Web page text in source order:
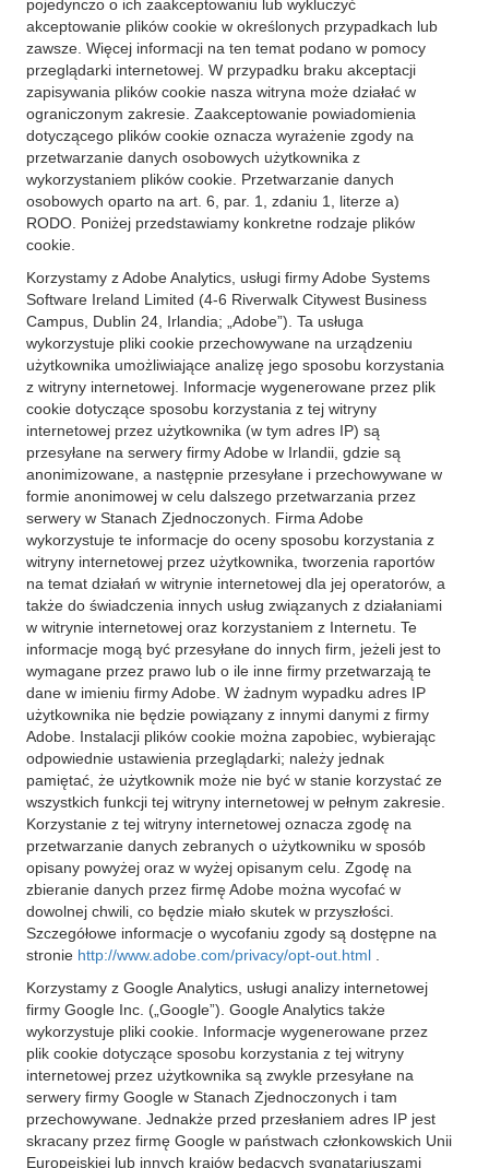
pojedynczo o ich zaakceptowaniu lub wykluczyć
akceptowanie plików cookie w określonych przypadkach lub
zawsze. Więcej informacji na ten temat podano w pomocy
przeglądarki internetowej. W przypadku braku akceptacji
zapisywania plików cookie nasza witryna może działać w
ograniczonym zakresie. Zaakceptowanie powiadomienia
dotyczącego plików cookie oznacza wyrażenie zgody na
przetwarzanie danych osobowych użytkownika z
wykorzystaniem plików cookie. Przetwarzanie danych
osobowych oparto na art. 6, par. 1, zdaniu 1, literze a)
RODO. Poniżej przedstawiamy konkretne rodzaje plików
cookie.
Korzystamy z Adobe Analytics, usługi firmy Adobe Systems
Software Ireland Limited (4-6 Riverwalk Citywest Business
Campus, Dublin 24, Irlandia; „Adobe”). Ta usługa
wykorzystuje pliki cookie przechowywane na urządzeniu
użytkownika umożliwiające analizę jego sposobu korzystania
z witryny internetowej. Informacje wygenerowane przez plik
cookie dotyczące sposobu korzystania z tej witryny
internetowej przez użytkownika (w tym adres IP) są
przesyłane na serwery firmy Adobe w Irlandii, gdzie są
anonimizowane, a następnie przesyłane i przechowywane w
formie anonimowej w celu dalszego przetwarzania przez
serwery w Stanach Zjednoczonych. Firma Adobe
wykorzystuje te informacje do oceny sposobu korzystania z
witryny internetowej przez użytkownika, tworzenia raportów
na temat działań w witrynie internetowej dla jej operatorów, a
także do świadczenia innych usług związanych z działaniami
w witrynie internetowej oraz korzystaniem z Internetu. Te
informacje mogą być przesyłane do innych firm, jeżeli jest to
wymagane przez prawo lub o ile inne firmy przetwarzają te
dane w imieniu firmy Adobe. W żadnym wypadku adres IP
użytkownika nie będzie powiązany z innymi danymi z firmy
Adobe. Instalacji plików cookie można zapobiec, wybierając
odpowiednie ustawienia przeglądarki; należy jednak
pamiętać, że użytkownik może nie być w stanie korzystać ze
wszystkich funkcji tej witryny internetowej w pełnym zakresie.
Korzystanie z tej witryny internetowej oznacza zgodę na
przetwarzanie danych zebranych o użytkowniku w sposób
opisany powyżej oraz w wyżej opisanym celu. Zgodę na
zbieranie danych przez firmę Adobe można wycofać w
dowolnej chwili, co będzie miało skutek w przyszłości.
Szczegółowe informacje o wycofaniu zgody są dostępne na
stronie http://www.adobe.com/privacy/opt-out.html
Korzystamy z Google Analytics, usługi analizy internetowej
firmy Google Inc. („Google”). Google Analytics także
wykorzystuje pliki cookie. Informacje wygenerowane przez
plik cookie dotyczące sposobu korzystania z tej witryny
internetowej przez użytkownika są zwykle przesyłane na
serwery firmy Google w Stanach Zjednoczonych i tam
przechowywane. Jednakże przed przesłaniem adres IP jest
skracany przez firmę Google w państwach członkowskich Unii
Europejskiej lub innych krajów będących sygnatariuszami